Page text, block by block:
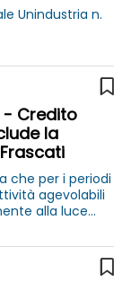
Unindustria n.
- Credito
la
che per i periodi
agevolabili
alla luce
applicare
di Frascati